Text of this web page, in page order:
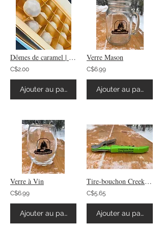
Dômes de caramel | Adorable chocolat
C$2.00
Ajouter au panier
Verre Mason
C$6.99
Ajouter au panier
Verre à Vin
C$6.99
Ajouter au panier
Tire-bouchon Creekside
C$5.65
Ajouter au panier